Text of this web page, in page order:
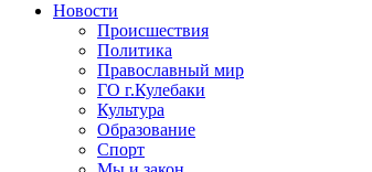
Новости
Происшествия
Политика
Православный мир
ГО г.Кулебаки
Культура
Образование
Спорт